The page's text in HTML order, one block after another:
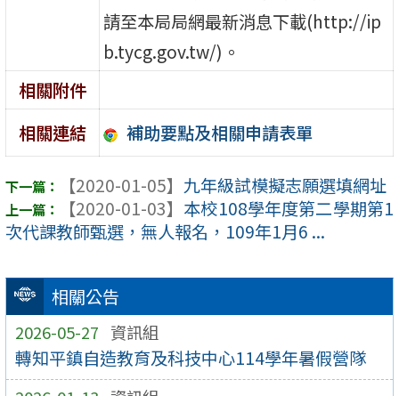
相關公告
2026-05-27 資訊組
轉知平鎮自造教育及科技中心114學年暑假營隊
請至本局局網最新消息下載(http://ip
b.tycg.gov.tw/)。
相關附件
相關連結
補助要點及相關申請表單
【2020-01-05】 九年級試模擬志願選填網址
【2020-01-03】 本校108學年度第二學期第1
次代課教師甄選，無人報名，109年1月6 ...